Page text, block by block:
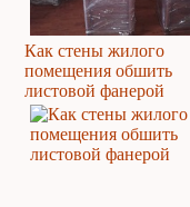
Как стены жилого
помещения обшить
листовой фанерой